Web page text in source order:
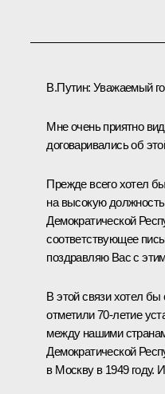
В.Путин: Уважаемый
Мне очень приятно
договаривались об
Прежде всего хотел
на высокую
Демократической
соответствующее
поздравляю Вас с
В этой связи хотел
отметили 70-летие
между нашими
Демократической
в Москву в 1949 году.